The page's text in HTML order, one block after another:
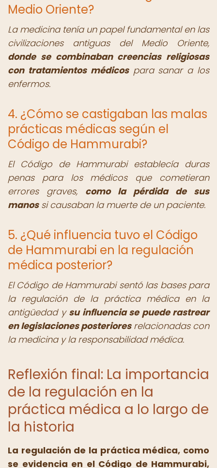
Medio Oriente?
La medicina tenía un papel fundamental en las
civilizaciones antiguas del Medio Oriente,
donde se combinaban creencias religiosas
con tratamientos médicospara sanar a los
enfermos.
4. ¿Cómo se castigaban las malas
prácticas médicas según el
Código de Hammurabi?
El Código de Hammurabi establecía duras
penas para los médicos que cometieran
errores graves, como la pérdida de sus
manossi causaban la muerte de un paciente.
5. ¿Qué influencia tuvo el Código
de Hammurabi en la regulación
médica posterior?
El Código de Hammurabi sentó las bases para
la regulación de la práctica médica en la
antigüedad y su influencia se puede rastrear
en legislaciones posterioresrelacionadas con
la medicina y la responsabilidad médica.
Reflexión final: La importancia
de la regulación en la
práctica médica a lo largo de
la historia
La regulación de la práctica médica, como
se evidencia en el Código de Hammurabi,